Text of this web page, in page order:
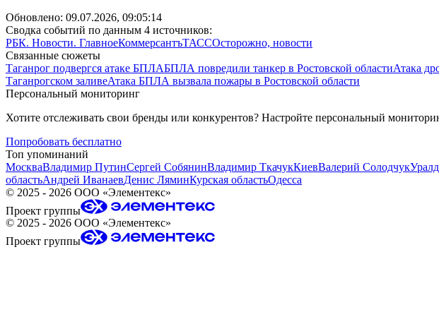
Обновлено: 09.07.2026, 09:05:14
Сводка событий по данным 4 источников:
РБК. Новости. ГлавноеКоммерсантъТАССОсторожно, новости
Связанные сюжеты
Таганрог подвергся атаке БПЛАБПЛА повредили танкер в Ростовской областиАтака
Таганрогском заливеАтака БПЛА вызвала пожары в Ростовской области
Персональный мониторинг
Хотите отслеживать свои бренды или конкурентов? Настройте персональный
Попробовать бесплатно
Топ упоминаний
МоскваВладимир ПутинСергей СобянинВладимир ТкачукКиевВалерий Солодчук
областьАндрей ИванаевДенис ЛяминКурская областьОдесса
© 2025 - 2026 ООО «Элементекс»
Проект группы
© 2025 - 2026 ООО «Элементекс»
Проект группы